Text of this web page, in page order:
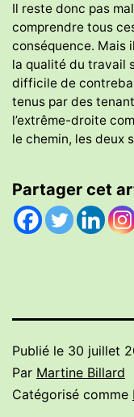
Il reste donc pas
comprendre tous
conséquence. Mais
la qualité du travail
difficile de
tenus par des
l’extrême-droite
le chemin, les deux
Partager cet
Publié le 30 juillet
Par Martine Billard
Catégorisé comme